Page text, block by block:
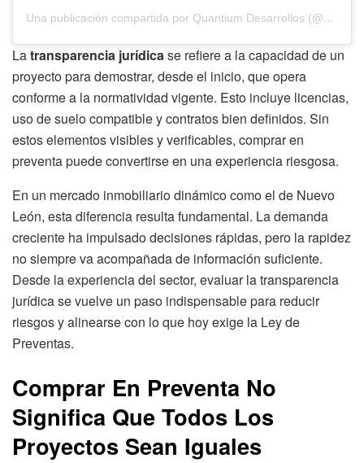
Una publicación compartida por Quantium Desarrollos (@quantiumdesarrollos)
Latransparencia jurídicase refiere a la capacidad de un
proyecto para demostrar, desde el inicio, que opera
conforme a la normatividad vigente. Esto incluye licencias,
uso de suelo compatible y contratos bien definidos. Sin
estos elementos visibles y verificables, comprar en
preventa puede convertirse en una experiencia riesgosa.
En un mercado inmobiliario dinámico como el de Nuevo
León, esta diferencia resulta fundamental. La demanda
creciente ha impulsado decisiones rápidas, pero la rapidez
no siempre va acompañada de información suficiente.
Desde la experiencia del sector, evaluar la transparencia
jurídica se vuelve un paso indispensable para reducir
riesgos y alinearse con lo que hoy exige la Ley de
Preventas.
Comprar En Preventa No
Significa Que Todos Los
Proyectos Sean Iguales